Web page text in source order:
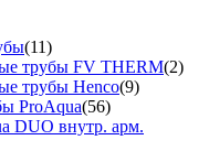
(11)
трубы FV THERM(2)
трубы Henco(9)
ProAqua(56)
DUO внутр. арм.